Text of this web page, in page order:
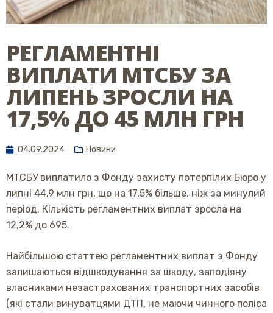
РЕГЛАМЕНТНІ
ВИПЛАТИ МТСБУ ЗА
ЛИПЕНЬ ЗРОСЛИ НА
17,5% ДО 45 МЛН ГРН
04.09.2024 Новини
МТСБУ виплатило з Фонду захисту потерпілих Бюро у
липні 44,9 млн грн, що на 17,5% більше, ніж за минулий
період. Кількість регламентних виплат зросла на
12,2% до 695.
Найбільшою статтею регламентних виплат з Фонду
залишаються відшкодування за шкоду, заподіяну
власниками незастрахованих транспортних засобів
(які стали винуватцями ДТП, не маючи чинного поліса